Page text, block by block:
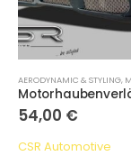
AERODYNAMIC & STYLING,
54,00 €
CSR Automotive